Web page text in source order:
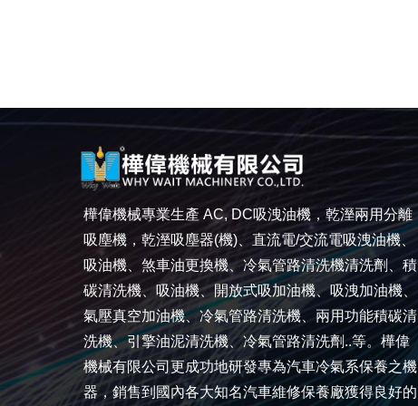
樺偉機械專業生產 AC, DC吸洩油機，乾溼兩用分離
吸塵機，乾溼吸塵器(機)、直流電/交流電吸洩油機、
吸油機、煞車油更換機、冷氣管路清洗機清洗劑、積
碳清洗機、吸油機、開放式吸加油機、吸洩加油機、
氣壓真空加油機、冷氣管路清洗機、兩用功能積碳清
洗機、引擎油泥清洗機、冷氣管路清洗劑..等。樺偉
機械有限公司更成功地研發專為汽車冷氣系保養之機
器，銷售到國內各大知名汽車維修保養廠獲得良好的